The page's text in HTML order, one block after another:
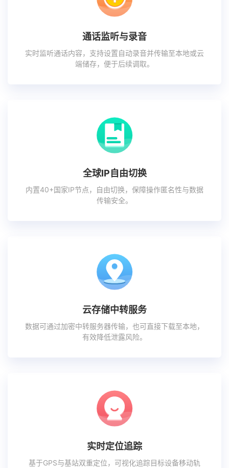
通话监听与录音
实时监听通话内容，支持设置自动录音并传输至本地或云
端储存，便于后续调取。
全球IP自由切换
内置40+国家IP节点，自由切换，保障操作匿名性与数据
传输安全。
云存储中转服务
数据可通过加密中转服务器传输，也可直接下载至本地，
有效降低泄露风险。
实时定位追踪
基于GPS与基站双重定位，可视化追踪目标设备移动轨